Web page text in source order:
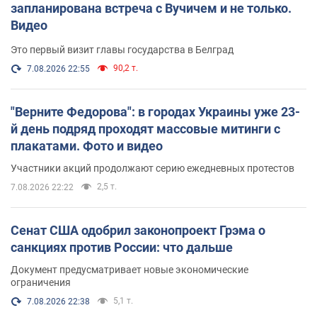
запланирована встреча с Вучичем и не только.
Видео
Это первый визит главы государства в Белград
7.08.2026 22:55 90,2 т.
"Верните Федорова": в городах Украины уже 23-
й день подряд проходят массовые митинги с
плакатами. Фото и видео
Участники акций продолжают серию ежедневных протестов
7.08.2026 22:22 2,5 т.
Сенат США одобрил законопроект Грэма о
санкциях против России: что дальше
Документ предусматривает новые экономические
ограничения
7.08.2026 22:38 5,1 т.